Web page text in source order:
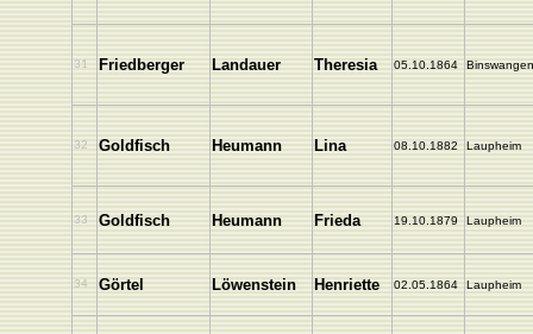
31 Friedberger Landauer Theresia 05.10.1864 Binswangen
32 Goldfisch Heumann Lina 08.10.1882 Laupheim
33 Goldfisch Heumann Frieda 19.10.1879 Laupheim
34 Görtel Löwenstein Henriette 02.05.1864 Laupheim